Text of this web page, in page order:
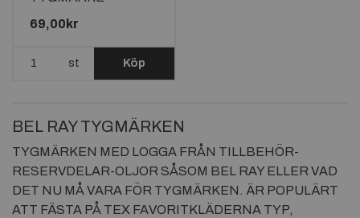
106X65mm
69,00kr
st Köp
BEL RAY TYGMÄRKEN
TYGMÄRKEN MED LOGGA FRÅN TILLBEHÖR-
RESERVDELAR-OLJOR SÅSOM BEL RAY ELLER VAD
DET NU MÅ VARA FÖR TYGMÄRKEN. ÄR POPULÄRT
ATT FÄSTA PÅ TEX FAVORITKLÄDERNA TYP,